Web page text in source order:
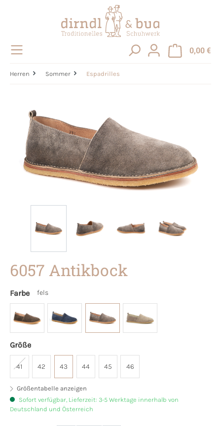
0,00 €
Herren Sommer Espadrilles
6057 Antikbock
Farbe fels
Größe
41 42 43 44 45 46
Größentabelle anzeigen
Sofort verfügbar, Lieferzeit: 3-5 Werktage innerhalb von
Deutschland und Österreich